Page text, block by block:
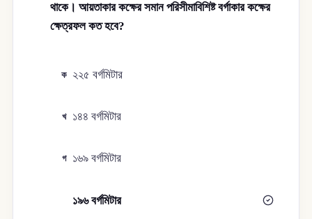
থাকে। আয়তাকার কক্ষের সমান পরিসীমাবিশিষ্ট বর্গাকার কক্ষের
ক্ষেত্রফল কত হবে?
ক ২২৫ বর্গমিটার
খ ১৪৪ বর্গমিটার
গ ১৬৯ বর্গমিটার
১৯৬ বর্গমিটার